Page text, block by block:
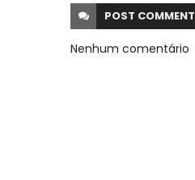
POST COMMENT
Nenhum comentário